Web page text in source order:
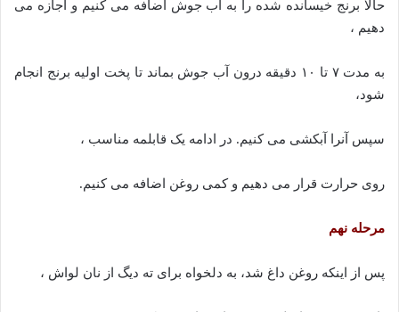
حالا برنج خیسانده شده را به آب جوش اضافه می کنیم و اجازه می
دهیم ،
به مدت ۷ تا ۱۰ دقیقه درون آب جوش بماند تا پخت اولیه برنج انجام
شود،
سپس آنرا آبکشی می کنیم. در ادامه یک قابلمه مناسب ،
روی حرارت قرار می دهیم و کمی روغن اضافه می کنیم.
مرحله نهم
پس از اینکه روغن داغ شد، به دلخواه برای ته دیگ از نان لواش ،